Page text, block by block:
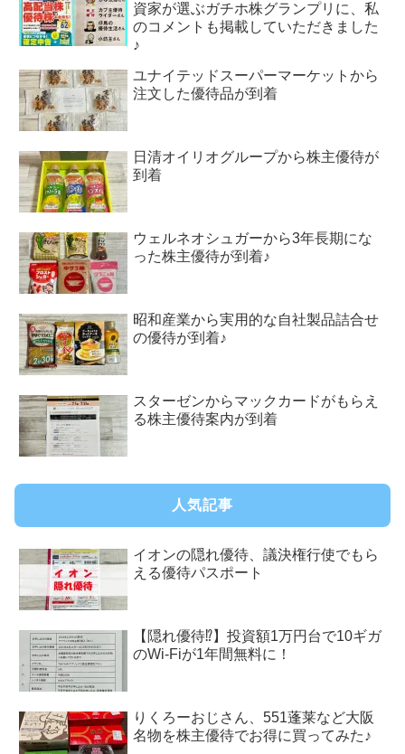
資家が選ぶガチホ株グランプリに、私
のコメントも掲載していただきました
♪
ユナイテッドスーパーマーケットから
注文した優待品が到着
日清オイリオグループから株主優待が
到着
ウェルネオシュガーから3年長期にな
った株主優待が到着♪
昭和産業から実用的な自社製品詰合せ
の優待が到着♪
スターゼンからマックカードがもらえ
る株主優待案内が到着
人気記事
イオンの隠れ優待、議決権行使でもら
える優待パスポート
【隠れ優待⁉︎】投資額1万円台で10ギガ
のWi-Fiが1年間無料に！
りくろーおじさん、551蓬莱など大阪
名物を株主優待でお得に買ってみた♪